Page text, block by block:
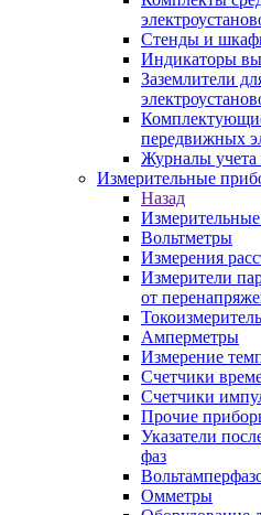
Стенды и
Индикаторы
Заземлители
передвижных
Журналы учета
Измерительные
Назад
Вольтметры
Измерения
Измерители
от
Амперметры
Измерение
Счетчики
Счетчики
Прочие
Указатели
фаз
Омметры